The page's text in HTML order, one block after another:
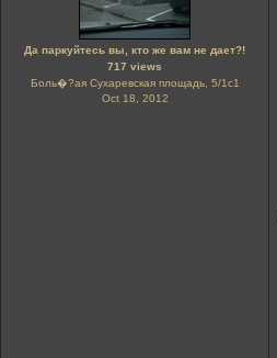
Да паркуйтесь вы, кто же вам не дает?!
717 views
Боль�?ая Сухаревская площадь, 5/1с1
Oct 18, 2012